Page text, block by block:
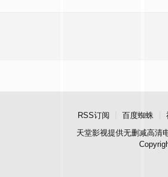
RSS订阅 百度蜘蛛
天堂影视提供无删减高清